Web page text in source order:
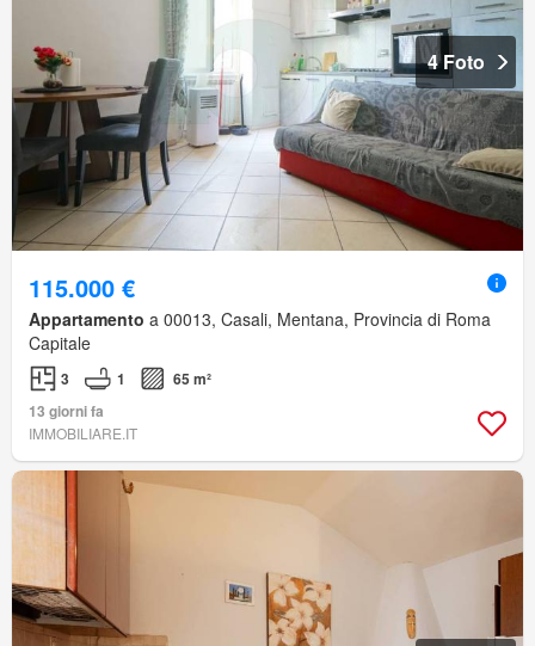
4 Foto
115.000 €
Appartamento a 00013, Casali, Mentana, Provincia di Roma
Capitale
3 1
65 m²
13 giorni fa
IMMOBILIARE.IT